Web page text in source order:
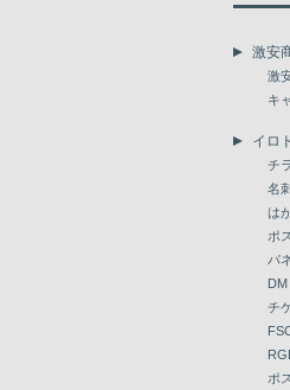
激安
激
キ
イロ
チ
名
は
ポ
パ
チ
ポ